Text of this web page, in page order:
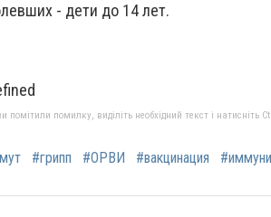
- дети до 14 лет.
помітили помилку, виділіть необхідний текст і натисніть
#грипп #ОРВИ #вакцинация